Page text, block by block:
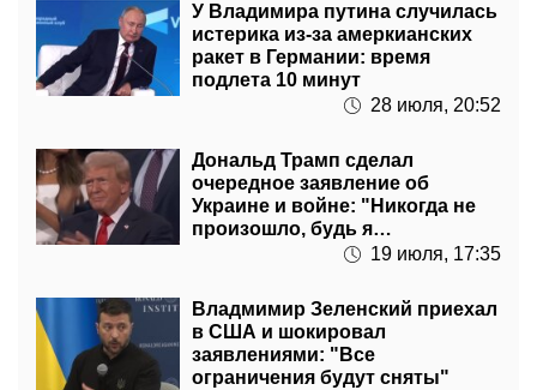
У Владимира путина случилась
истерика из-за амеркианских
ракет в Германии: время
подлета 10 минут
28 июля, 20:52
Дональд Трамп сделал
очередное заявление об
Украине и войне: "Никогда не
произошло, будь я
19 июля, 17:35
Владмимир Зеленский приехал
в США и шокировал
заявлениями: "Все
ограничения будут сняты"